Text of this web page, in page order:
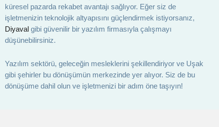
küresel pazarda rekabet avantajı sağlıyor. Eğer siz de
işletmenizin teknolojik altyapısını güçlendirmek istiyorsanız,
Diyaval gibi güvenilir bir yazılım firmasıyla çalışmayı
düşünebilirsiniz.
Yazılım sektörü, geleceğin mesleklerini şekillendiriyor ve Uşak
gibi şehirler bu dönüşümün merkezinde yer alıyor. Siz de bu
dönüşüme dahil olun ve işletmenizi bir adım öne taşıyın!